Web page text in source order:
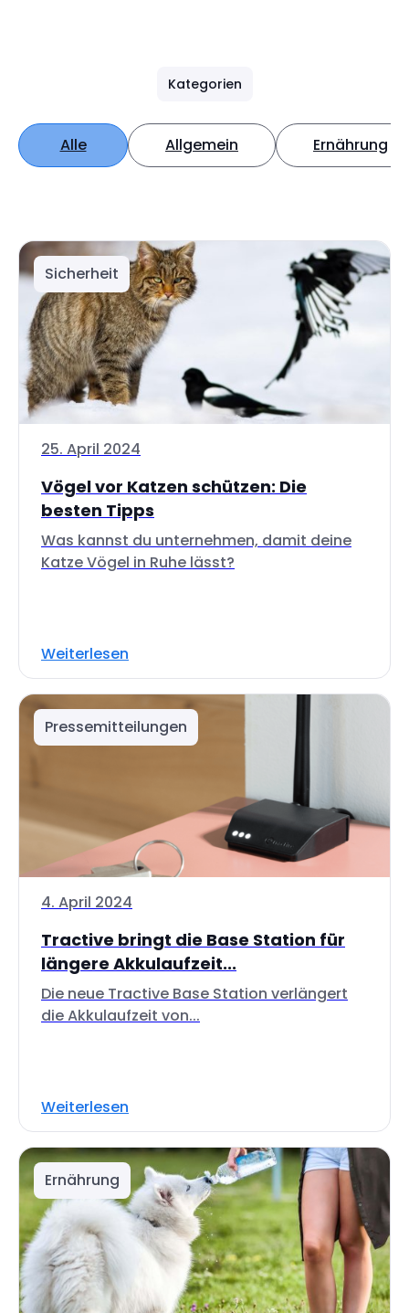
Kategorien
Alle Allgemein Ernährung
Sicherheit
25. April 2024
Vögel vor Katzen schützen: Die
besten Tipps
Was kannst du unternehmen, damit deine
Katze Vögel in Ruhe lässt?
Weiterlesen
Pressemitteilungen
4. April 2024
Tractive bringt die Base Station für
längere Akkulaufzeit...
Die neue Tractive Base Station verlängert
die Akkulaufzeit von...
Weiterlesen
Ernährung